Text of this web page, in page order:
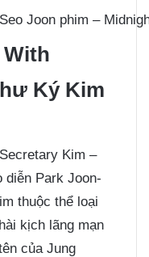
Joon phim –
With
Ký Kim
Kim –
diễn Park Joon-
thuộc thể loại
kịch lãng mạn
của Jung